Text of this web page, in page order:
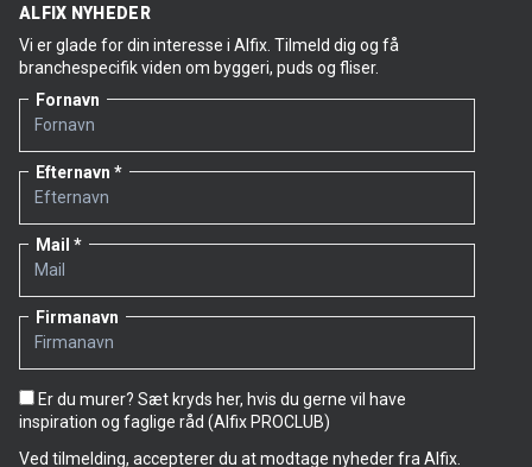
ALFIX NYHEDER
Vi er glade for din interesse i Alfix. Tilmeld dig og få
branchespecifik viden om byggeri, puds og fliser.
Fornavn
Efternavn
Mail
Firmanavn
Er du murer? Sæt kryds her, hvis du gerne vil have
inspiration og faglige råd (Alfix PROCLUB)
Ved tilmelding, accepterer du at modtage nyheder fra Alfix.